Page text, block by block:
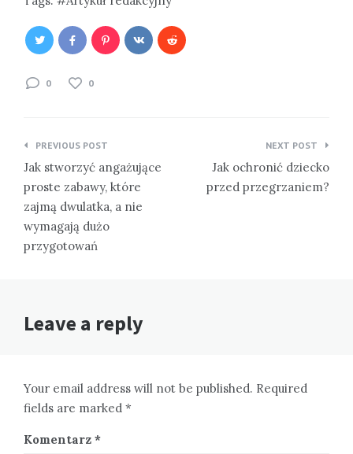
0 0
Nawigacja
wpisu
PREVIOUS POST
Jak stworzyć angażujące
proste zabawy, które
zajmą dwulatka, a nie
wymagają dużo
przygotowań
NEXT POST
Jak ochronić dziecko
przed przegrzaniem?
Leave a reply
Your email address will not be published. Required
fields are marked *
Komentarz *